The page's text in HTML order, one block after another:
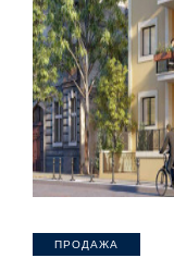
ПРОДАЖА